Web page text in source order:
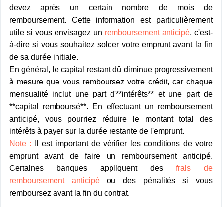
devez après un certain nombre de mois de
remboursement. Cette information est particulièrement
utile si vous envisagez un remboursement anticipé, c'est-
à-dire si vous souhaitez solder votre emprunt avant la fin
de sa durée initiale.
En général, le capital restant dû diminue progressivement
à mesure que vous remboursez votre crédit, car chaque
mensualité inclut une part d'**intérêts** et une part de
**capital remboursé**. En effectuant un remboursement
anticipé, vous pourriez réduire le montant total des
intérêts à payer sur la durée restante de l'emprunt.
Note : Il est important de vérifier les conditions de votre
emprunt avant de faire un remboursement anticipé.
Certaines banques appliquent desfrais de
remboursement anticipéou des pénalités si vous
remboursez avant la fin du contrat.